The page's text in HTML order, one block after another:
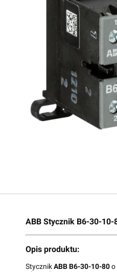
ABB Stycznik B6-30-10-
Opis produktu:
StycznikABB B6-30-10-80o